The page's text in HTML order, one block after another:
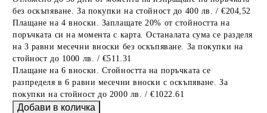
без оскъпяване. За покупки на стойност до 400 лв. / €204,52
Плащане на 4 вноски. Заплащате 20% от стойността на
поръчката си на момента с карта. Останалата сума се разделя
на 3 равни месечни вноски без оскъпяване. За покупки на
стойност до 1000 лв. / €511.31
Плащане на 6 вноски. Стойността на поръчката се
разпределя в 6 равни месечни вноски с оскъпяване. За
покупки на стойност до 2000 лв. / €1022.61